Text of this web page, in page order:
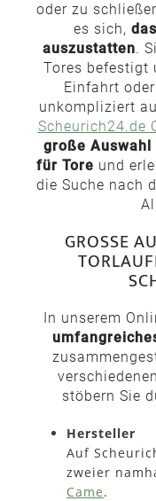
oder zu
es sich,
auszustatten.
Tores befestigt
Einfahrt
unkompliziert
Scheurich24.de
große
für Tore und
die Suche nach
GROSSE
In unserem
stöbern Sie
Hersteller
Auf
zweier
Came.